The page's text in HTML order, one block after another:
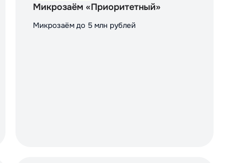
Микрозаём «Приоритетный»
Микрозаём до 5 млн рублей